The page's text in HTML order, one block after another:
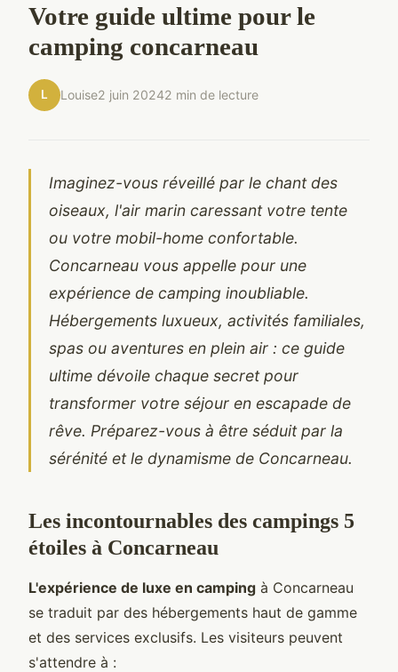
Votre guide ultime pour le
camping concarneau
L Louise2 juin 20242 min de lecture
Imaginez-vous réveillé par le chant des
oiseaux, l'air marin caressant votre tente
ou votre mobil-home confortable.
Concarneau vous appelle pour une
expérience de camping inoubliable.
Hébergements luxueux, activités familiales,
spas ou aventures en plein air : ce guide
ultime dévoile chaque secret pour
transformer votre séjour en escapade de
rêve. Préparez-vous à être séduit par la
sérénité et le dynamisme de Concarneau.
Les incontournables des campings 5
étoiles à Concarneau
L'expérience de luxe en camping à Concarneau
se traduit par des hébergements haut de gamme
et des services exclusifs. Les visiteurs peuvent
s'attendre à :